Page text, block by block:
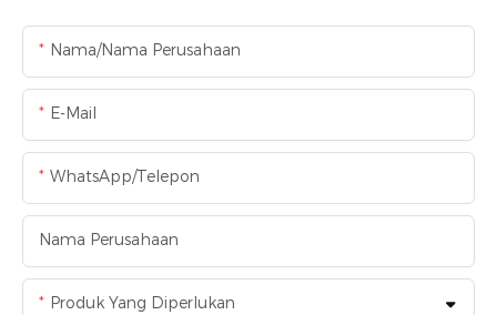
Nama/Nama Perusahaan
E-Mail
WhatsApp/Telepon
Nama Perusahaan
Produk Yang Diperlukan